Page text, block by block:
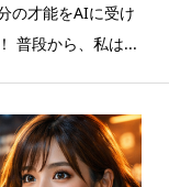
の才能をAIに受け
普段から、私は...